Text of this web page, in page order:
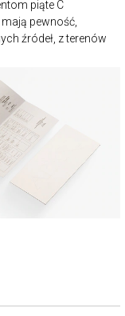
piąte C
pewność,
źródeł, z terenów